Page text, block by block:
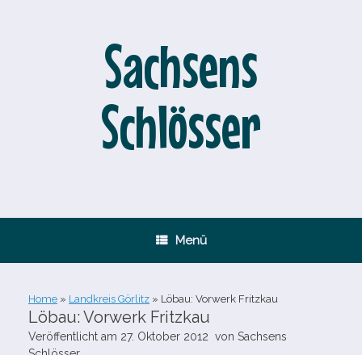
Sachsens
Schlösser
Menü
Home » Landkreis Görlitz » Löbau: Vorwerk Fritzkau
Löbau: Vorwerk Fritzkau
Veröffentlicht am 27. Oktober 2012 von Sachsens